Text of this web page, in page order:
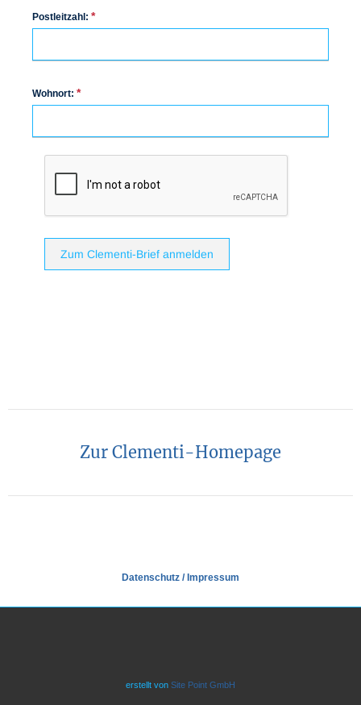
Postleitzahl: *
Wohnort: *
Zum Clementi-Brief anmelden
Zur Clementi-Homepage
Datenschutz / Impressum
erstellt von Site Point GmbH